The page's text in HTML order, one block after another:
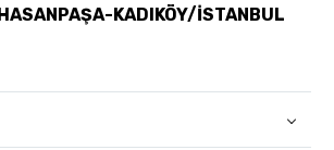
KADIKÖY/İSTANBUL